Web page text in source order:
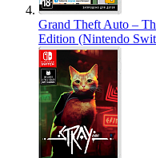
Grand Theft Auto –
Edition (Nintendo